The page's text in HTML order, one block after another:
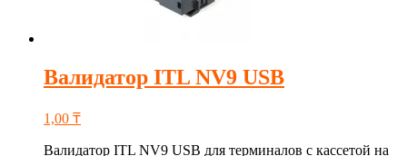
Валидатор ITL NV9 USB
1,00 ₸
Валидатор ITL NV9 USB для терминалов с кассетой на